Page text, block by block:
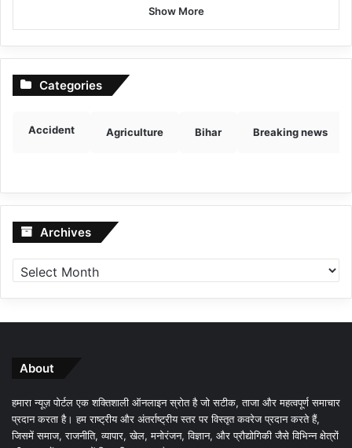
Show More
Categories
Accident Agriculture Bihar Breaking news
Archives Archives
About
हमारा न्यूज़ पोर्टल एक शक्तिशाली ऑनलाइन स्रोत है जो सटीक, ताजा और महत्वपूर्ण समाचार
प्रदान करता है। हम राष्ट्रीय और अंतर्राष्ट्रीय स्तर पर विस्तृत कवरेज प्रदान करते हैं,
जिसमें समाज, राजनीति, व्यापार, खेल, मनोरंजन, विज्ञान, और प्रौद्योगिकी जैसे विभिन्न क्षेत्रों